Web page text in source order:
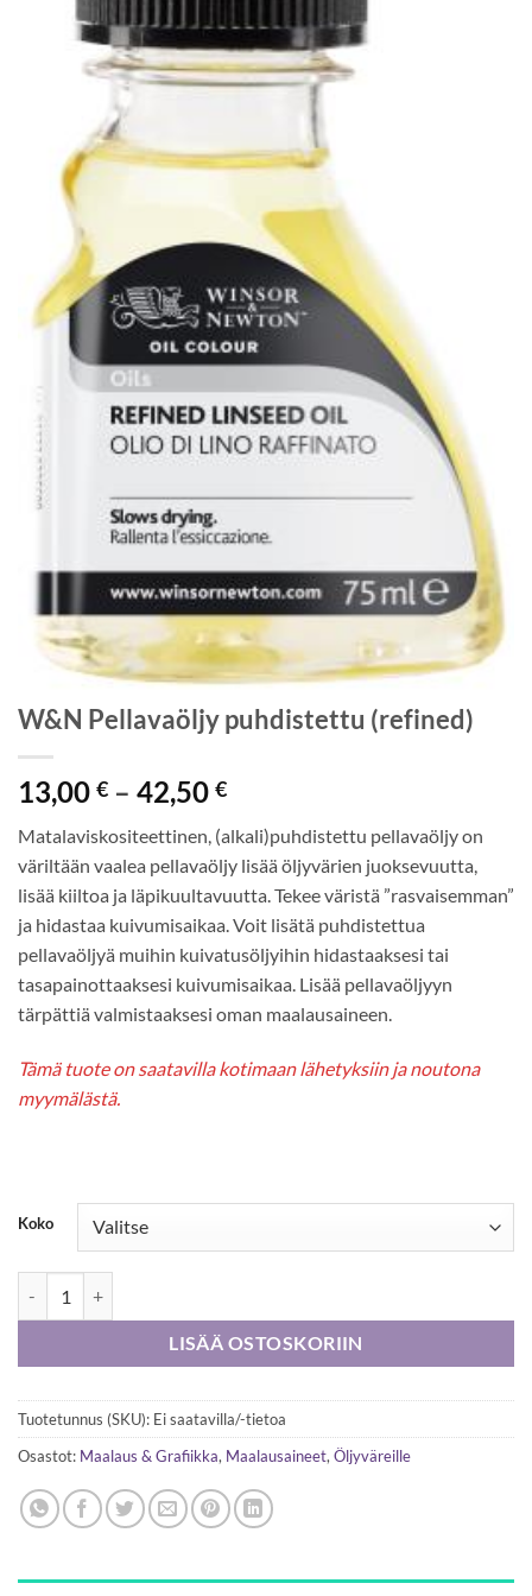
W&N Pellavaöljy puhdistettu (refined)
13,00 € – 42,50 €Hintaluokka:
13,00 €
-
42,50 €
Matalaviskositeettinen, (alkali)puhdistettu pellavaöljy on
väriltään vaalea pellavaöljy lisää öljyvärien juoksevuutta,
lisää kiiltoa ja läpikuultavuutta. Tekee väristä ”rasvaisemman”
ja hidastaa kuivumisaikaa. Voit lisätä puhdistettua
pellavaöljyä muihin kuivatusöljyihin hidastaaksesi tai
tasapainottaaksesi kuivumisaikaa. Lisää pellavaöljyyn
tärpättiä valmistaaksesi oman maalausaineen.
Tämä tuote on saatavilla kotimaan lähetyksiin ja noutona
myymälästä.
Koko
LISÄÄ OSTOSKORIIN
Tuotetunnus (SKU): Ei saatavilla/-tietoa
Osastot: Maalaus & Grafiikka, Maalausaineet,Öljyväreille